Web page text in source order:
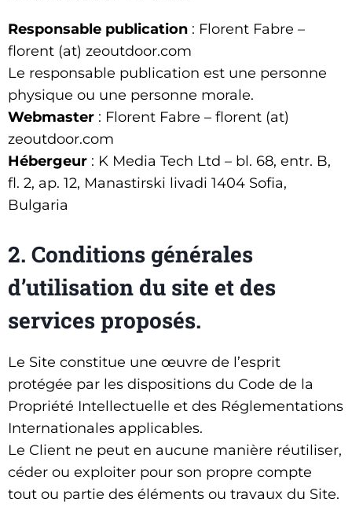
Responsable publication : Florent Fabre –
florent (at) zeoutdoor.com
Le responsable publication est une personne
physique ou une personne morale.
Webmaster : Florent Fabre – florent (at)
zeoutdoor.com
Hébergeur : K Мedia Tech Ltd – bl. 68, entr. B,
fl. 2, ap. 12, Manastirski livadi 1404 Sofia,
Bulgaria
2. Conditions générales
d’utilisation du site et des
services proposés.
Le Site constitue une œuvre de l’esprit
protégée par les dispositions du Code de la
Propriété Intellectuelle et des Réglementations
Internationales applicables.
Le Client ne peut en aucune manière réutiliser,
céder ou exploiter pour son propre compte
tout ou partie des éléments ou travaux du Site.